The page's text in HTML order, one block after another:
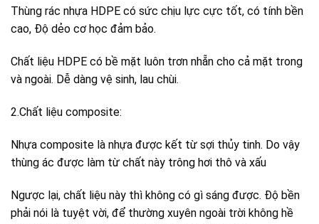
Thùng rác nhựa HDPE có sức chịu lực cực tốt, có tính bền
cao, Độ dẻo cơ học đảm bảo.
Chất liệu HDPE có bề mặt luôn trơn nhẵn cho cả mặt trong
và ngoài. Dễ dàng vệ sinh, lau chùi.
2.Chất liệu composite:
Nhựa composite là nhựa được kết từ sợi thủy tinh. Do vậy
thùng ác được làm từ chất này trông hơi thô và xấu
Ngược lại, chất liệu này thì không có gì sáng được. Độ bền
phải nói là tuyệt vời, để thường xuyên ngoài trời không hề